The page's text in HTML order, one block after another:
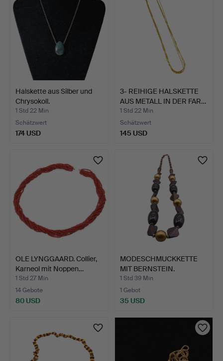
Halskette aus Silber und
Chrysokoll.
1 Std 22 Min
Schätzwert
174 USD
3- REIHIGE HALSKETTE
AUS METALL IN DER FAR…
1 Std 22 Min
Schätzwert
145 USD
OLE LYNGGAARD. Collier,
Karneol mit Noppen…
1 Std 27 Min
14 Gebote
80 USD
MODESCHMUCKKETTE
MIT BERNSTEIN.
1 Std 39 Min
1 Gebot
35 USD